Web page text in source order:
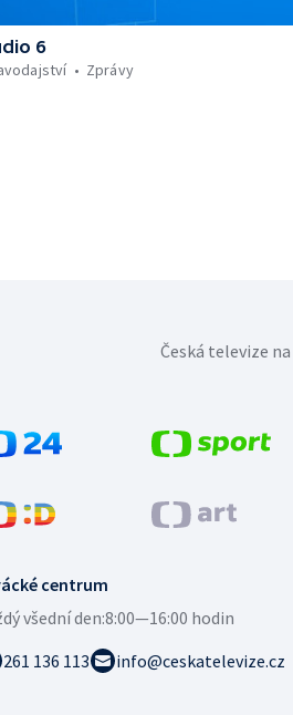
6
Zprávy
centrum
všední den:8:00—16:00 hodin
261 136 113
info@ceskatelevize.cz
Česká televize